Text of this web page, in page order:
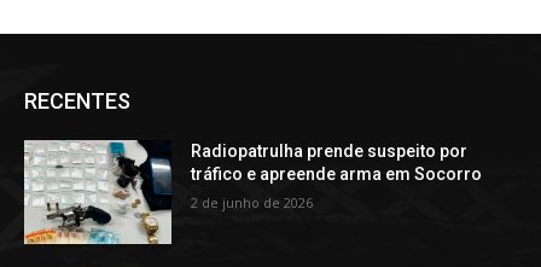
RECENTES
Radiopatrulha prende suspeito por
tráfico e apreende arma em Socorro
2 de junho de 2026